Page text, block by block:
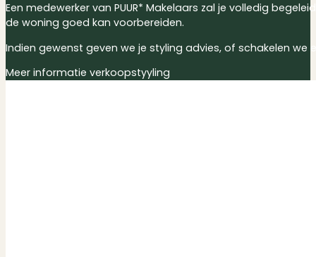
Een medewerker van PUUR* Makelaars zal je volledig
de woning goed kan voorbereiden.
Indien gewenst geven we je styling advies, of schakelen we
Meer informatie verkoopstyyling